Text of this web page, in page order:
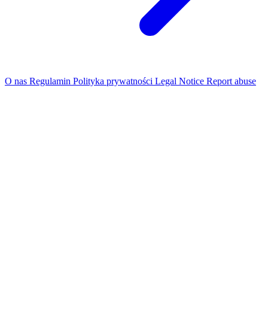
O nas Regulamin Polityka prywatności Legal Notice Report abuse